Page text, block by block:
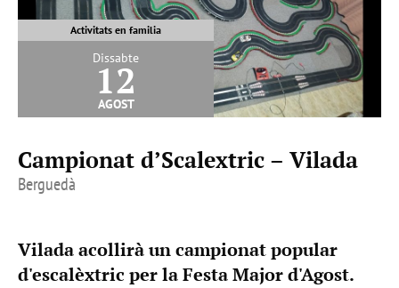
Activitats en familia
Dissabte
12
agost
Campionat d’Scalextric – Vilada
Berguedà
Vilada acollirà un campionat popular
d'escalèxtric per la Festa Major d'Agost.